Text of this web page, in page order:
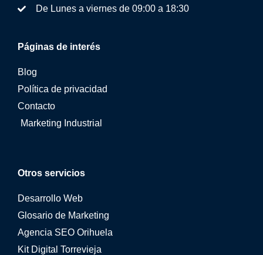
Otros servicios
Desarrollo Web
Glosario de Marketing
Agencia SEO Orihuela
Kit Digital Torrevieja
Páginas de interés
Blog
Política de privacidad
Contacto
Marketing Industrial
De Lunes a viernes de 09:00 a 18:30